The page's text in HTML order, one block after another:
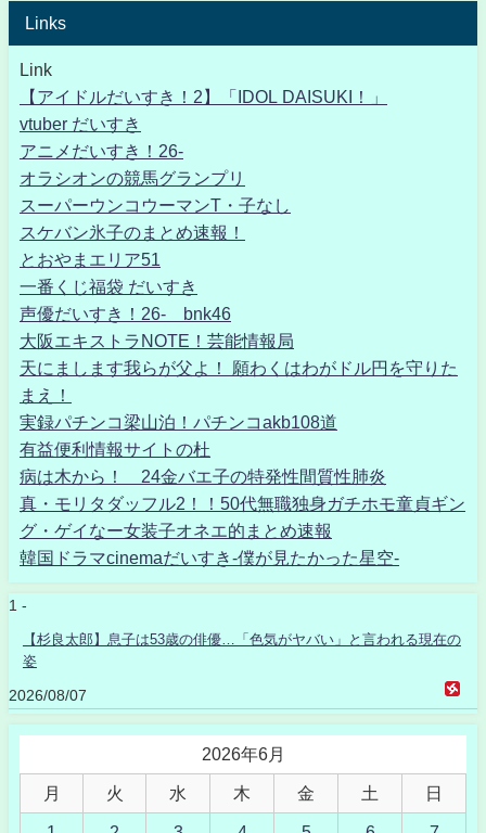
Links
Link
【アイドルだいすき！2】「IDOL DAISUKI！」
vtuber だいすき
アニメだいすき！26-
オラシオンの競馬グランプリ
スーパーウンコウーマンT・子なし
スケバン氷子のまとめ速報！
とおやまエリア51
一番くじ福袋 だいすき
声優だいすき！26- bnk46
大阪エキストラNOTE！芸能情報局
天にまします我らが父よ！ 願わくはわがドル円を守りた
まえ！
実録パチンコ梁山泊！パチンコakb108道
有益便利情報サイトの杜
病は木から！ 24金バエ子の特発性間質性肺炎
真・モリタダッフル2！！50代無職独身ガチホモ童貞ギン
グ・ゲイなー女装子オネエ的まとめ速報
韓国ドラマcinemaだいすき-僕が見たかった星空-
1 -
【杉良太郎】息子は53歳の俳優…「色気がヤバい」と言われる現在の
姿
2026/08/07
2026年6月
月 火 水 木 金 土 日